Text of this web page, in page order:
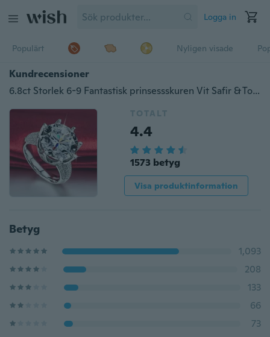
Logga in
Populärt Nyligen visade
Kundrecensioner
6.8ct Storlek 6-9 Fantastisk prinsessskuren Vit Safir & Topaz Gemstone Engagement 925 silverring
TOTALT
4.4
1573 betyg
Visa produktinformation
Betyg
1,093
208
133
66
73